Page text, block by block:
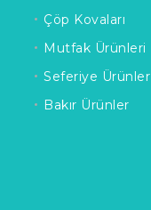
Çöp Kovaları
Mutfak Ürünleri
Seferiye Ürünler
Bakır Ürünler